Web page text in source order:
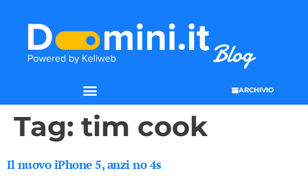
ARCHIVIO
Tag: tim cook
Il nuovo iPhone 5, anzi no 4s